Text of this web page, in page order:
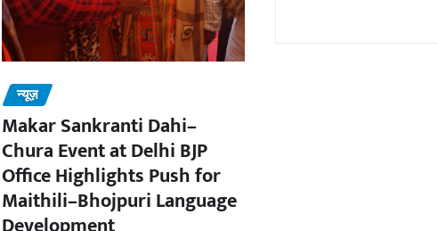
न्यूज़
Makar Sankranti Dahi–
Chura Event at Delhi BJP
Office Highlights Push for
Maithili–Bhojpuri Language